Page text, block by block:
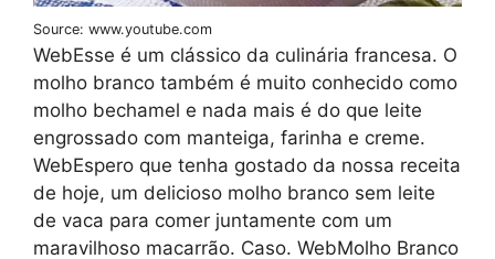
Source: www.youtube.com
WebEsse é um clássico da culinária francesa. O
molho branco também é muito conhecido como
molho bechamel e nada mais é do que leite
engrossado com manteiga, farinha e creme.
WebEspero que tenha gostado da nossa receita
de hoje, um delicioso molho branco sem leite
de vaca para comer juntamente com um
maravilhoso macarrão. Caso. WebMolho Branco